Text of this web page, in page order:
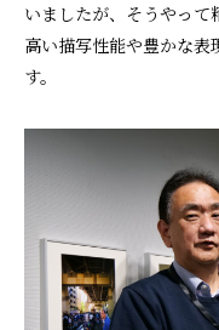
いましたが、そうやって
高い描写性能や豊かな表
す。